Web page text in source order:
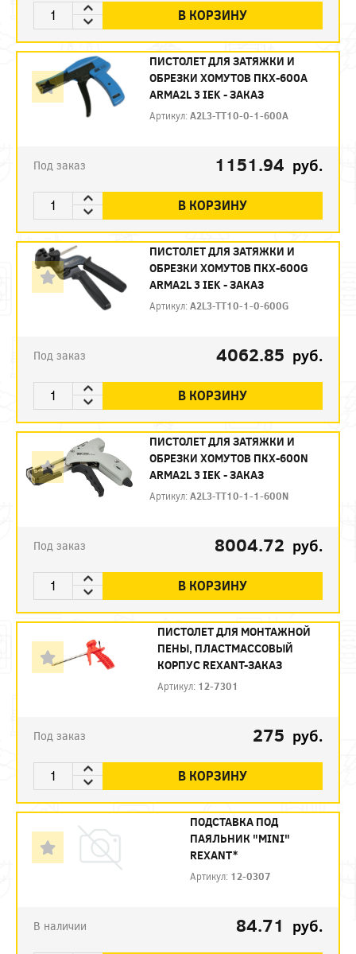
В КОРЗИНУ
ПИСТОЛЕТ ДЛЯ ЗАТЯЖКИ И
ОБРЕЗКИ ХОМУТОВ ПКХ-600A
ARMA2L 3 IEK - ЗАКАЗ
Артикул:A2L3-TT10-0-1-600A
Под заказ 1151.94 руб.
В КОРЗИНУ
ПИСТОЛЕТ ДЛЯ ЗАТЯЖКИ И
ОБРЕЗКИ ХОМУТОВ ПКХ-600G
ARMA2L 3 IEK - ЗАКАЗ
Артикул:A2L3-TT10-1-0-600G
Под заказ 4062.85 руб.
В КОРЗИНУ
ПИСТОЛЕТ ДЛЯ ЗАТЯЖКИ И
ОБРЕЗКИ ХОМУТОВ ПКХ-600N
ARMA2L 3 IEK - ЗАКАЗ
Артикул:A2L3-TT10-1-1-600N
Под заказ 8004.72 руб.
В КОРЗИНУ
ПИСТОЛЕТ ДЛЯ МОНТАЖНОЙ
ПЕНЫ, ПЛАСТМАССОВЫЙ
КОРПУС REXANT-ЗАКАЗ
Артикул: 12-7301
Под заказ 275 руб.
В КОРЗИНУ
ПОДСТАВКА ПОД
ПАЯЛЬНИК "MINI"
REXANT*
Артикул: 12-0307
В наличии 84.71 руб.